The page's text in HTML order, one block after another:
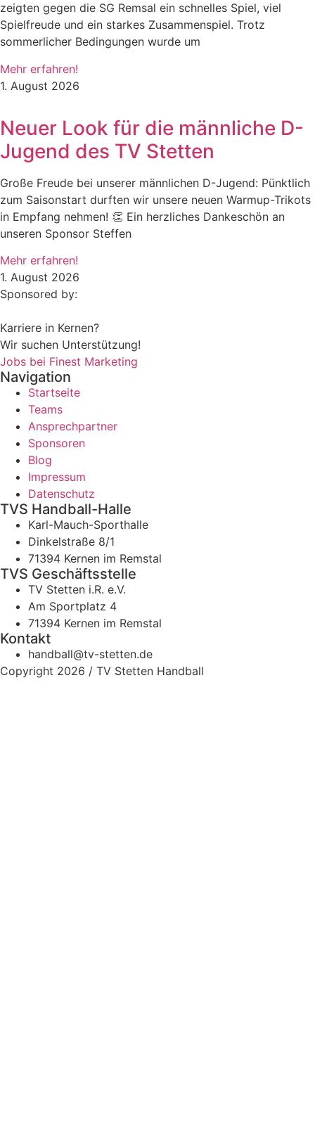
zeigten gegen die SG Remsal ein schnelles Spiel, viel
Spielfreude und ein starkes Zusammenspiel. Trotz
sommerlicher Bedingungen wurde um
Mehr erfahren!
1. August 2026
Neuer Look für die männliche D-
Jugend des TV Stetten
Große Freude bei unserer männlichen D-Jugend: Pünktlich
zum Saisonstart durften wir unsere neuen Warmup-Trikots
in Empfang nehmen! 👏 Ein herzliches Dankeschön an
unseren Sponsor Steffen
Mehr erfahren!
1. August 2026
Sponsored by:
Karriere in Kernen?
Wir suchen Unterstützung!
Jobs bei Finest Marketing
Navigation
Startseite
Teams
Ansprechpartner
Sponsoren
Blog
Impressum
Datenschutz
TVS Handball-Halle
Karl-Mauch-Sporthalle
Dinkelstraße 8/1
71394 Kernen im Remstal
TVS Geschäftsstelle
TV Stetten i.R. e.V.
Am Sportplatz 4
71394 Kernen im Remstal
Kontakt
handball@tv-stetten.de
Copyright 2026 / TV Stetten Handball